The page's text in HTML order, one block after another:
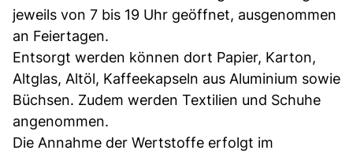
jeweils von 7 bis 19 Uhr geöffnet, ausgenommen
an Feiertagen.
Entsorgt werden können dort Papier, Karton,
Altglas, Altöl, Kaffeekapseln aus Aluminium sowie
Büchsen. Zudem werden Textilien und Schuhe
angenommen.
Die Annahme der Wertstoffe erfolgt im